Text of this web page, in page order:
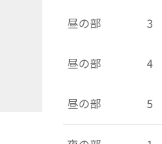
昼の部 3
昼の部 4
昼の部 5